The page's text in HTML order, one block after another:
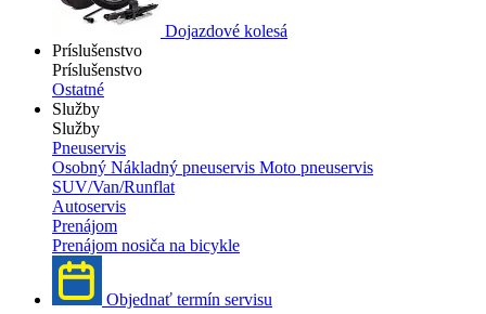
Dojazdové kolesá
Príslušenstvo
Príslušenstvo
Ostatné
Služby
Služby
Pneuservis
Osobný Nákladný pneuservis Moto pneuservis
SUV/Van/Runflat
Autoservis
Prenájom
Prenájom nosiča na bicykle
Objednať termín servisu